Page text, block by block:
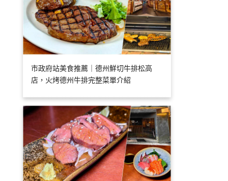
市政府站美食推薦｜德州鮮切牛排松高
店，火烤德州牛排完整菜單介紹